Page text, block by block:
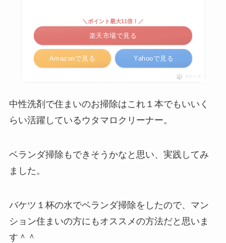
Amazonで見る
＼ポイント最大11倍！／
楽天市場で見る
Yahooで見る
ポチップ
中性洗剤で住まいのお掃除はこれ１本でもいいく
らい活躍しているウタマロクリーナー。
ベランダ掃除もできそうかなと思い、実践してみ
ました。
バケツ１杯の水でベランダ掃除をしたので、マン
ション住まいの方にもオススメの方法だと思いま
す＾＾